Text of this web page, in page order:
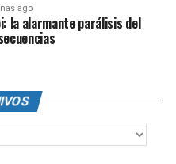
ago
la alarmante parálisis del